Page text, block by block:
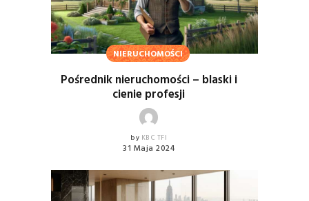
NIERUCHOMOŚCI
Pośrednik nieruchomości – blaski i
cienie profesji
by KBC TFI
31 Maja 2024